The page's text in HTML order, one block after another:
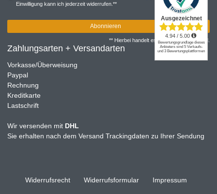
Einwilligung kann ich jederzeit widerrufen.**
Abonnieren
** Hierbei handelt es sich um ein Pflichtfeld.
Zahlungsarten + Versandarten
Vorkasse/Überweisung
Paypal
Rechnung
Kreditkarte
Lastschrift
Wir versenden mit DHL
Sie erhalten nach dem Versand Trackingdaten zu Ihrer Sendung
Widerrufs­recht Widerrufs­formular Impressum